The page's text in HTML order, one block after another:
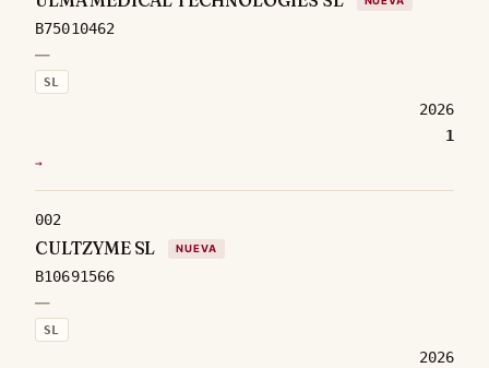
B75010462
—
SL
2026
1
→
002
CULTZYME SL NUEVA
B10691566
—
SL
2026